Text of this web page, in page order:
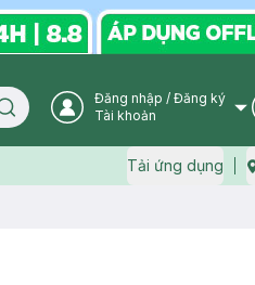
Search icon User Icon
Đăng nhập / Đăng ký
Tài khoản
Tải ứng dụng